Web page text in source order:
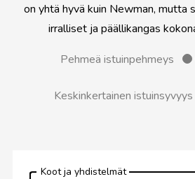
on yhtä hyvä kuin Newman, mutta
irralliset ja päällikangas
Pehmeä istuinpehmeys
Keskinkertainen istuinsyvyys
Koot ja yhdistelmät